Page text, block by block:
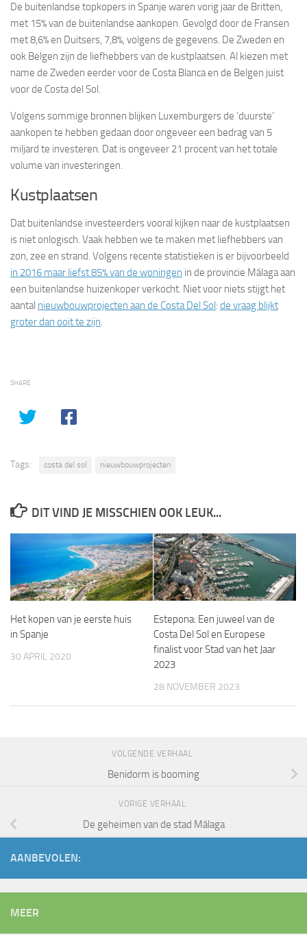
De buitenlandse topkopers in Spanje waren vorig jaar de Britten,
met 15% van de buitenlandse aankopen. Gevolgd door de Fransen
met 8,6% en Duitsers, 7,8%, volgens de gegevens. De Zweden en
ook Belgen zijn de liefhebbers van de kustplaatsen. Al kiezen met
name de Zweden eerder voor de Costa Blanca en de Belgen juist
voor de Costa del Sol.
Volgens sommige bronnen blijken Luxemburgers de ‘duurste’
aankopen te hebben gedaan door ongeveer een bedrag van 5
miljard te investeren. Dat is ongeveer 21 procent van het totale
volume van investeringen.
Kustplaatsen
Dat buitenlandse investeerders vooral kijken naar de kustplaatsen
is niet onlogisch. Vaak hebben we te maken met liefhebbers van
zon, zee en strand. Volgens recente statistieken is er bijvoorbeeld
in 2016 maar liefst 85% van de woningen in de provincie Málaga aan
een buitenlandse huizenkoper verkocht. Niet voor niets stijgt het
aantal nieuwbouwprojecten aan de Costa Del Sol: de vraag blijkt
groter dan ooit te zijn.
SHARE
Tags: costa del sol nieuwbouwprojecten
DIT VIND JE MISSCHIEN OOK LEUK...
Het kopen van je eerste huis
in Spanje
30 APRIL 2020
Estepona: Een juweel van de
Costa Del Sol en Europese
finalist voor Stad van het Jaar
2023
28 NOVEMBER 2023
VOLGENDE VERHAAL
Benidorm is booming
VORIGE VERHAAL
De geheimen van de stad Málaga
AANBEVOLEN:
MEER